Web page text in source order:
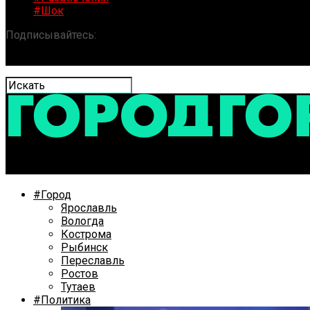
#Шок
Подписывайтесь:
#Город
Ярославль
Вологда
Кострома
Рыбинск
Переславль
Ростов
Тутаев
#Политика